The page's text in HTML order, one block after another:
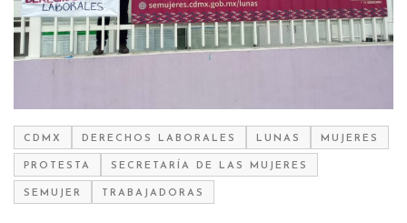
CDMX DERECHOS LABORALES LUNAS MUJERES
PROTESTA SECRETARÍA DE LAS MUJERES
SEMUJER TRABAJADORAS